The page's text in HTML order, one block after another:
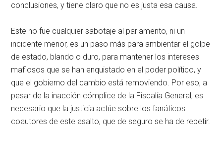
conclusiones, y tiene claro que no es justa esa causa.
Este no fue cualquier sabotaje al parlamento, ni un
incidente menor, es un paso más para ambientar el golpe
de estado, blando o duro, para mantener los intereses
mafiosos que se han enquistado en el poder político, y
que el gobierno del cambio está removiendo. Por eso, a
pesar de la inacción cómplice de la Fiscalía General, es
necesario que la justicia actúe sobre los fanáticos
coautores de este asalto, que de seguro se ha de repetir.